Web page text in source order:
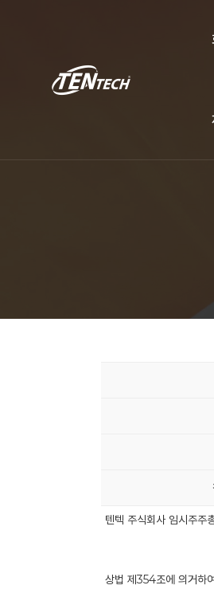
텐텍 주식회사 임시주주
상법 제354조에 의거하